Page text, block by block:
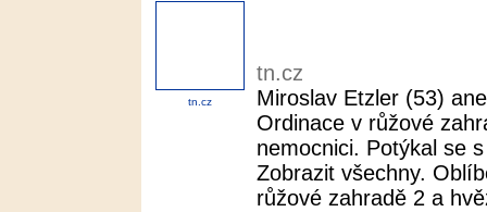
tn.cz
tn.cz
Miroslav Etzler (53)
Ordinace v růžové
nemocnici. Potýkal se
Zobrazit všechny.
růžové zahradě 2 a